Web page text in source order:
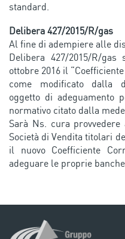
standard.
Delibera 427/2015/R/gas
Al fine di adempiere alle
Delibera 427/2015/R/
ottobre 2016 il
come modificato dalla
oggetto di adeguamento
normativo citato dalla
Sarà Ns. cura
Società di Vendita titolari
il nuovo Coefficiente
adeguare le proprie